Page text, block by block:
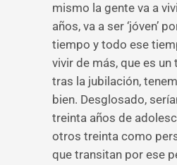
mismo la gente va a
años, va a ser ‘jóven’
tiempo y todo ese
vivir de más, que es un
tras la jubilación,
bien. Desglosado,
treinta años de
otros treinta como
que transitan por ese